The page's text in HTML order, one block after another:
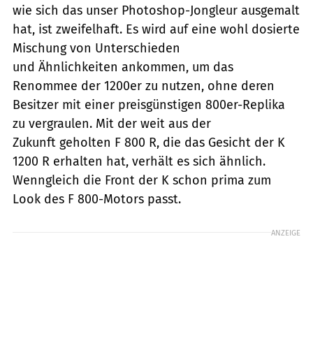
wie sich das unser Photoshop-Jongleur ausgemalt
hat, ist zweifelhaft. Es wird auf eine wohl dosierte
Mischung von Unterschieden
und Ähnlichkeiten ankommen, um das
Renommee der 1200er zu nutzen, ohne deren
Besitzer mit einer preisgünstigen 800er-Replika
zu vergraulen. Mit der weit aus der
Zukunft geholten F 800 R, die das Gesicht der K
1200 R erhalten hat, verhält es sich ähnlich.
Wenngleich die Front der K schon prima zum
Look des F 800-Motors passt.
ANZEIGE